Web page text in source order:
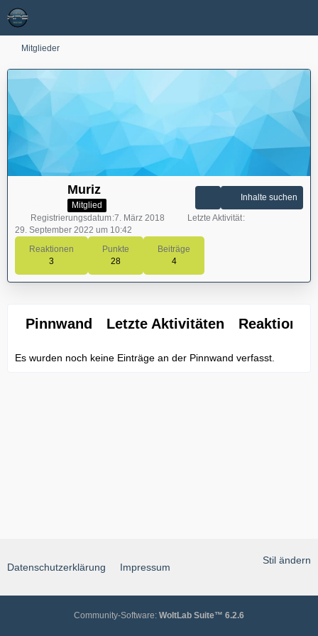
Mitglieder
Muriz
Mitglied
Reaktionen
3
Punkte
28
Beiträge
4
Inhalte suchen
Registrierungsdatum 7. März 2018
Letzte Aktivität
29. September 2022 um 10:42
Pinnwand Letzte Aktivitäten Reaktionen
Es wurden noch keine Einträge an der Pinnwand verfasst.
Stil ändern
Datenschutzerklärung Impressum
Community-Software: WoltLab Suite™ 6.2.6